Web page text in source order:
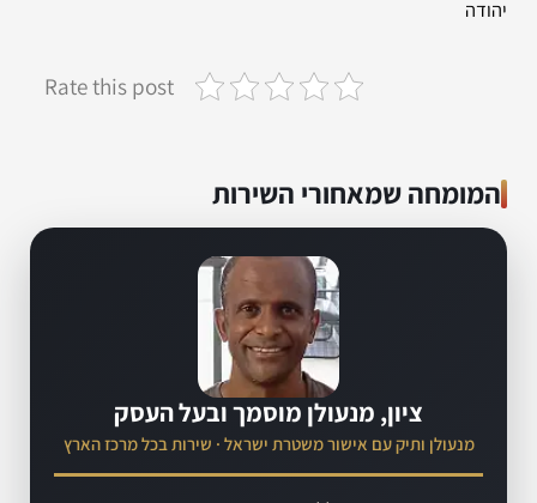
יהודה
Rate this post
המומחה שמאחורי השירות
ציון, מנעולן מוסמך ובעל העסק
מנעולן ותיק עם אישור משטרת ישראל · שירות בכל מרכז הארץ